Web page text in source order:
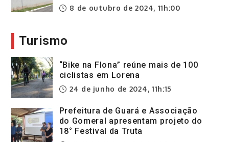
8 de outubro de 2024, 11h:00
Turismo
“Bike na Flona” reúne mais de 100
ciclistas em Lorena
24 de junho de 2024, 11h:15
Prefeitura de Guará e Associação
do Gomeral apresentam projeto do
18° Festival da Truta